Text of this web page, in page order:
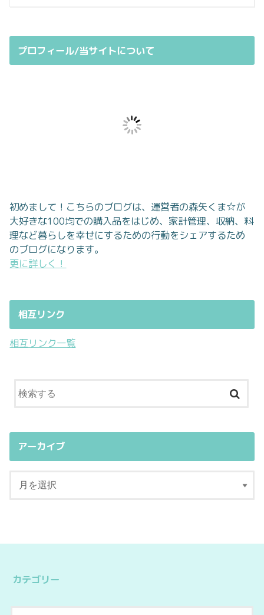
プロフィール/当サイトについて
初めまして！こちらのブログは、運営者の森矢くま☆が
大好きな100均での購入品をはじめ、家計管理、収納、料
理など暮らしを幸せにするための行動をシェアするため
のブログになります。
更に詳しく！
相互リンク
相互リンク一覧
アーカイブ
カテゴリー